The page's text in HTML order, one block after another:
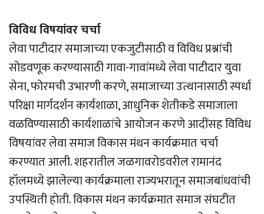
विविध विषयांवर चर्चा
लेवा पाटीदार समाजाच्या एकजुटीसाठी व विविध प्रश्नांची
सोडवणूक करण्यासाठी गावा-गावांमध्ये लेवा पाटीदार युवा
सेना, फोरमची उभारणी करणे, समाजाच्या उत्थानासाठी स्पर्धा
परिक्षा मार्गदर्शन कार्यशाळा, आधुनिक शेतीकडे समाजाला
वळविण्यासाठी कार्यशाळांचे आयोजन करणे आदींसह विविध
विषयांवर लेवा समाज विकास मंथन कार्यक्रमात चर्चा
करण्यात आली. शहरातील जळगावरोडवरील रामानंद
हॉलमध्ये झालेल्या कार्यक्रमाला राज्यभरातून समाजबांधवांची
उपस्थिती होती. विकास मंथन कार्यक्रमात समाज संघटीत